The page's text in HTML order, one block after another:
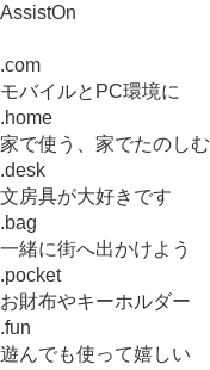
AssistOn
.com
モバイルとPC環境に
.home
家で使う、家でたのしむ
.desk
文房具が大好きです
.bag
一緒に街へ出かけよう
.pocket
お財布やキーホルダー
.fun
遊んでも使って嬉しい